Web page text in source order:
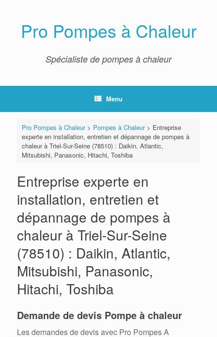
Pro Pompes à Chaleur
Spécialiste de pompes à chaleur
Menu
Pro Pompes à Chaleur> Pompes à Chaleur> Entreprise
experte en installation, entretien et dépannage de pompes à
chaleur à Triel-Sur-Seine (78510) : Daikin, Atlantic,
Mitsubishi, Panasonic, Hitachi, Toshiba
Entreprise experte en
installation, entretien et
dépannage de pompes à
chaleur à Triel-Sur-Seine
(78510) : Daikin, Atlantic,
Mitsubishi, Panasonic,
Hitachi, Toshiba
Demande de devis Pompe à chaleur
Les demandes de devis avec Pro Pompes A